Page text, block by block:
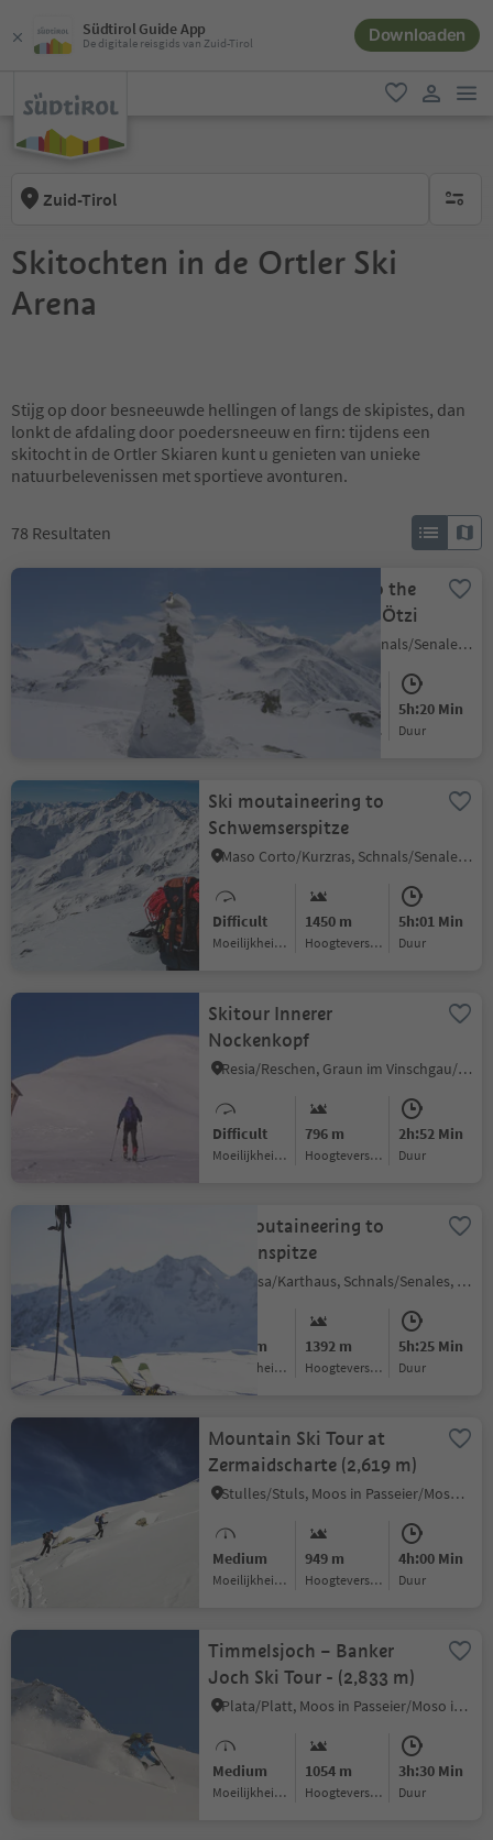
Südtirol Guide App
De digitale reisgids van Zuid-Tirol Downloaden
favoriet
Zuid-Tirol geen
Skitochten in de Ortler Ski
Arena
Stijg op door besneeuwde hellingen of langs de skipistes, dan
lonkt de afdaling door poedersneeuw en firn: tijdens een
skitocht in de Ortler Skiaren kunt u genieten van unieke
natuurbelevenissen met sportieve avonturen.
78 Resultaten
Ski moutaineering to the
place of discovery of Ötzi
Maso Corto/Kurzras, Schnals/Senales, Vinschgau/Val Venosta
Medium 843 m
Hoogteverschil
5h:20 Min
Duur
Ski moutaineering to
Schwemserspitze
Maso Corto/Kurzras, Schnals/Senales, Vinschgau/Val Venosta
Difficult
Moeilijkheidsgraad
1450 m
Hoogteverschil
5h:01 Min
Duur
Skitour Innerer
Nockenkopf
Resia/Reschen, Graun im Vinschgau/Curon Venosta, Vinschgau/Val Venosta
Difficult
Moeilijkheidsgraad
796 m
Hoogteverschil
2h:52 Min
Duur
Ski moutaineering to
Grubenspitze
Certosa/Karthaus, Schnals/Senales, Vinschgau/Val Venosta
Medium
Moeilijkheidsgraad
1392 m
Hoogteverschil
5h:25 Min
Duur
Mountain Ski Tour at
Zermaidscharte (2,619 m)
Stulles/Stuls, Moos in Passeier/Moso in Passiria, Meran/Merano and environs
Medium
Moeilijkheidsgraad
949 m
Hoogteverschil
4h:00 Min
Duur
Timmelsjoch – Banker
Joch Ski Tour - (2,833 m)
Plata/Platt, Moos in Passeier/Moso in Passiria, Meran/Merano and environs
Medium
Moeilijkheidsgraad
1054 m
Hoogteverschil
3h:30 Min
Duur